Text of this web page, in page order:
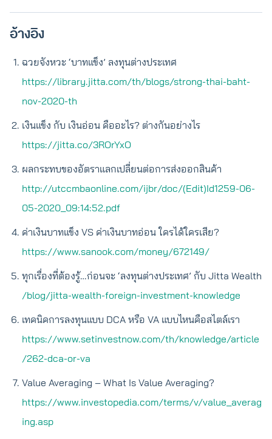
อ้างอิง
ฉวยจังหวะ ‘บาทแข็ง’ ลงทุนต่างประเทศ
https://library.jitta.com/th/blogs/strong-thai-baht-
nov-2020-th
เงินแข็ง กับ เงินอ่อน คืออะไร? ต่างกันอย่างไร
https://jitta.co/3ROrYxO
ผลกระทบของอัตราแลกเปลี่ยนต่อการส่งออกสินค้า
http://utccmbaonline.com/ijbr/doc/(Edit)Id1259-06-
05-2020_09:14:52.pdf
ค่าเงินบาทแข็ง VS ค่าเงินบาทอ่อน ใครได้ใครเสีย?
https://www.sanook.com/money/672149/
ทุกเรื่องที่ต้องรู้…ก่อนจะ ‘ลงทุนต่างประเทศ’ กับ Jitta Wealth
/blog/jitta-wealth-foreign-investment-knowledge
เทคนิคการลงทุนแบบ DCA หรือ VA แบบไหนคือสไตล์เรา
https://www.setinvestnow.com/th/knowledge/article
/262-dca-or-va
Value Averaging – What Is Value Averaging?
https://www.investopedia.com/terms/v/value_averag
ing.asp